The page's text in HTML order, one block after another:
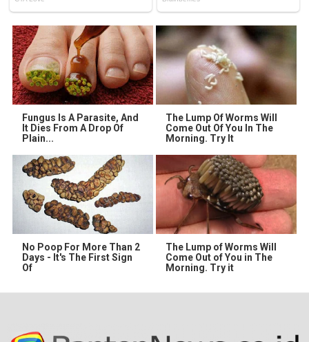
Fungus Is A Parasite, And
It Dies From A Drop Of
Plain...
The Lump Of Worms Will
Come Out Of You In The
Morning. Try It
No Poop For More Than 2
Days - It's The First Sign
Of
The Lump of Worms Will
Come Out of You in The
Morning. Try it